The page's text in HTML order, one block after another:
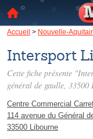
Accueil > Nouvelle-
Intersport
Cette fiche présente
général de gaulle, 33500
Centre Commercial
114 avenue du Général
33500 Libourne